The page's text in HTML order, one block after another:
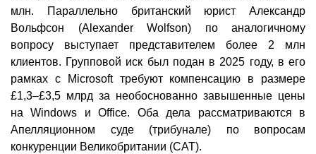
млн. Параллельно британский юрист Александр
Вольфсон (Alexander Wolfson) по аналогичному
вопросу выступает представителем более 2 млн
клиентов. Групповой иск был подан в 2025 году, в его
рамках с Microsoft требуют компенсацию в размере
£1,3–£3,5 млрд за необоснованно завышенные цены
на Windows и Office. Оба дела рассматриваются в
Апелляционном суде (трибунале) по вопросам
конкуренции Великобритании (CAT).